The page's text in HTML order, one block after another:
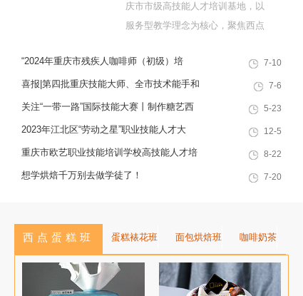
庆市市级高技能人才培训基地，以
服务型教学理念为核心，聚焦西点
十余载，致力于培养兼具社会责任
感与创新思维的复合型行业高技能
人才，是集技能培训、证书认定、
“2024年重庆市残疾人咖啡师（初级）培
训”职业技能提升计划活动
7-10
喜报|第四批重庆技能大师、全市技术能手和
巴渝青年技能之星名单出炉，重庆欧艺职业
技能培训学校技能人才榜上有名！
7-6
关注“一带一路”国际技能大赛丨制作糖艺西
点，看手艺更考验审美
5-23
2023年江北区“劳动之星”职业技能人才大
赛，我校选手荣获互联网营销师第一名
12-5
重庆市欧艺职业技能培训学校高技能人才培
训基地建设专家指导会会议简报
8-22
想学烘焙千万别去做学徒了！ 7-20
西点蛋糕班 蛋糕裱花班 面包烘焙班 咖啡奶茶